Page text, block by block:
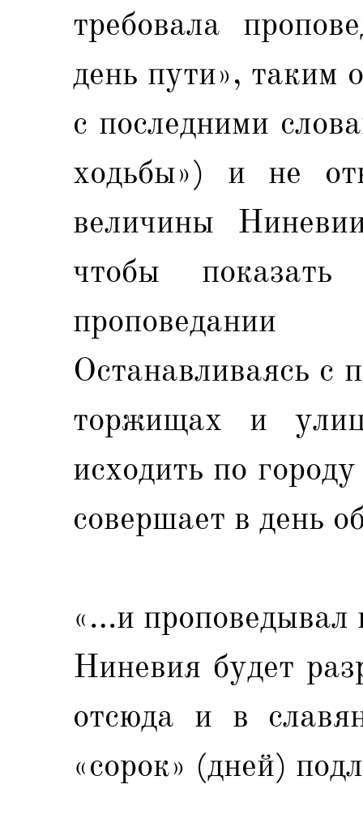
требовала
день пути», таким
с последними
ходьбы») и не
величины
чтобы
Останавливаясь с
торжищах и
исходить по
совершает в день
«…и проповедывал
Ниневия будет
отсюда и в
«сорок» (дней)